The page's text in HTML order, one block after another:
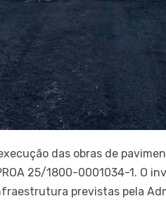
das obras de
25/1800-0001034-1. O
previstas pela